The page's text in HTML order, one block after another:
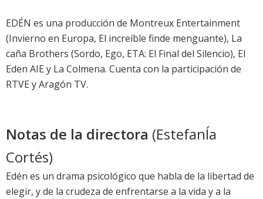
EDÉN es una producción de Montreux Entertainment
(Invierno en Europa, El increíble finde menguante), La
caña Brothers (Sordo, Ego, ETA: El Final del Silencio), El
Eden AIE y La Colmena. Cuenta con la participación de
RTVE y Aragón TV.
Notas de la directora (EstefanÍa
Cortés)
Edén es un drama psicológico que habla de la libertad de
elegir, y de la crudeza de enfrentarse a la vida y a la